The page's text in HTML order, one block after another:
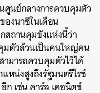
ศูนย์กลางการควบคุมตัว
งนาซีในเดือน
สถานคุมขังแห่งนี้ว่า
มตัวล้วนเป็นคนใหญ่คน
มารถควบคุมตัวไว้ได้
หน่งสูงถึงรัฐมนตรีไรช์
เช่น คาร์ล เดอนิตซ์